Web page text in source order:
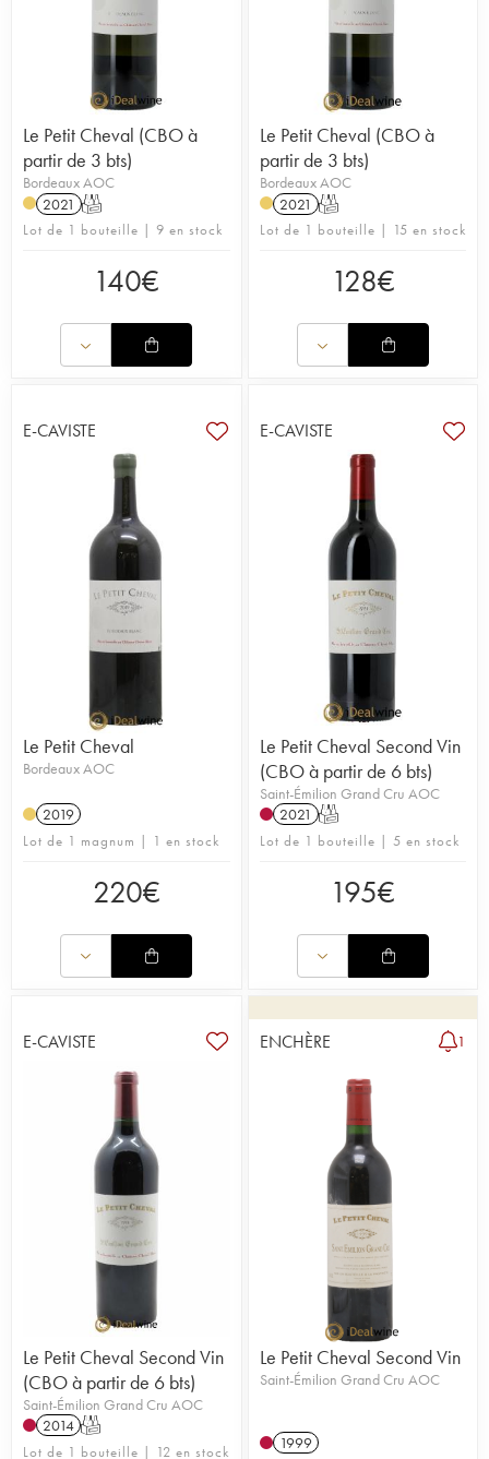
Le Petit Cheval (CBO à
partir de 3 bts)
Bordeaux AOC
2021 T
Lot de 1 bouteille | 9 en stock
140€
Le Petit Cheval (CBO à
partir de 3 bts)
Bordeaux AOC
2021 T
Lot de 1 bouteille | 15 en stock
128€
E-CAVISTE
Le Petit Cheval
Bordeaux AOC
2019
Lot de 1 magnum | 1 en stock
220€
E-CAVISTE
Le Petit Cheval Second Vin
(CBO à partir de 6 bts)
Saint-Émilion Grand Cru AOC
2021 T
Lot de 1 bouteille | 5 en stock
195€
E-CAVISTE
Le Petit Cheval Second Vin
(CBO à partir de 6 bts)
Saint-Émilion Grand Cru AOC
2014 T
Lot de 1 bouteille | 12 en stock
ENCHÈRE 1
Le Petit Cheval Second Vin
Saint-Émilion Grand Cru AOC
1999